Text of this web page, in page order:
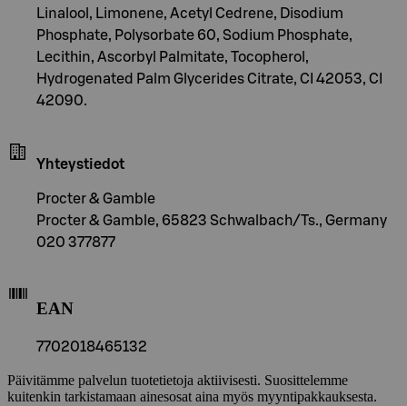
Linalool, Limonene, Acetyl Cedrene, Disodium
Phosphate, Polysorbate 60, Sodium Phosphate,
Lecithin, Ascorbyl Palmitate, Tocopherol,
Hydrogenated Palm Glycerides Citrate, CI 42053, CI
42090.
Yhteystiedot
Procter & Gamble
Procter & Gamble, 65823 Schwalbach/Ts., Germany
020 377877
EAN
7702018465132
Päivitämme palvelun tuotetietoja aktiivisesti. Suosittelemme
kuitenkin tarkistamaan ainesosat aina myös myyntipakkauksesta.